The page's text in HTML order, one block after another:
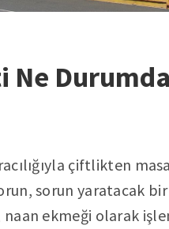
Ne
çiftlikten
sorun yaratacak
ekmeği olarak